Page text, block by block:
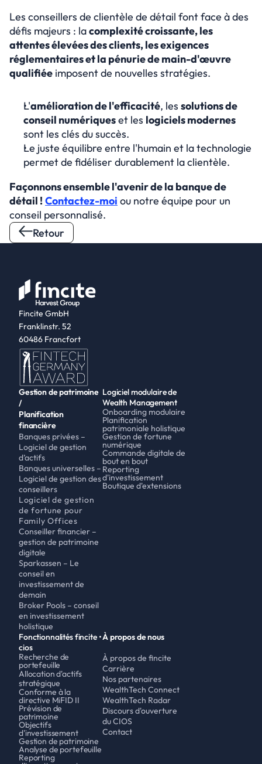
Les conseillers de clientèle de détail font face à des
défis majeurs : la complexité croissante, les
attentes élevées des clients, les exigences
réglementaires et la pénurie de main-d'œuvre
qualifiée imposent de nouvelles stratégies.
L'amélioration de l'efficacité, les solutions de
conseil numériques et les logiciels modernes
sont les clés du succès.
Le juste équilibre entre l'humain et la technologie
permet de fidéliser durablement la clientèle.
Façonnons ensemble l'avenir de la banque de
détail !Contactez-moi ou notre équipe pour un
conseil personnalisé.
Retour
Fincite GmbH
Franklinstr. 52
60486 Francfort
Gestion de patrimoine
/
Planification
financière
Banques privées –
Logiciel de gestion
d’actifs
Banques universelles –
Logiciel de gestion des
conseillers
Logiciel de gestion
de fortune pour
Family Offices
Conseiller financier –
gestion de patrimoine
digitale
Sparkassen – Le
conseil en
investissement de
demain
Broker Pools – conseil
en investissement
holistique
Logiciel modulaire de
Wealth Management
Onboarding modulaire
Planification
patrimoniale holistique
Gestion de fortune
numérique
Commande digitale de
bout en bout
Reporting
d'investissement
Boutique d'extensions
Fonctionnalités fincite •
cios
Recherche de
portefeuille
Allocation d'actifs
stratégique
Conforme à la
directive MiFID II
Prévision de
patrimoine
Objectifs
d'investissement
Gestion de patrimoine
Analyse de portefeuille
Reporting
À propos de nous
À propos de fincite
Carrière
Nos partenaires
WealthTech Connect
WealthTech Radar
Discours d'ouverture
du CIOS
Contact